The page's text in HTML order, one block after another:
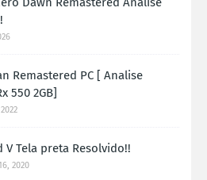
Remastered PC [ Analise
550 2GB]
V Tela preta Resolvido!!
2020